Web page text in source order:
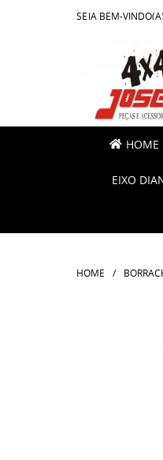
SEJA BEM-VINDO(A),
HOME
EIXO
HOME